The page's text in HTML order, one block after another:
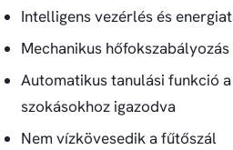
Intelligens vezérlés és
Mechanikus hőfokszabályozás
Automatikus tanulási funkció
szokásokhoz igazodva
Nem vízkövesedik a fűtőszál